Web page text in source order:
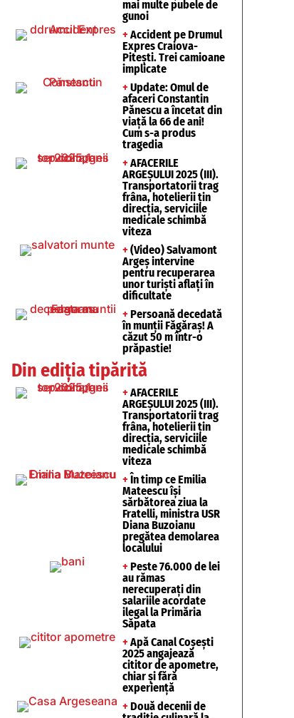
mai multe pubele de
gunoi
+ Accident pe Drumul
Expres Craiova-
Pitești. Trei camioane
implicate
+ Update: Omul de
afaceri Constantin
Pănescu a încetat din
viață la 66 de ani!
Cum s-a produs
tragedia
+ AFACERILE
ARGEȘULUI 2025 (III).
Transportatorii trag
frâna, hotelierii țin
direcția, serviciile
medicale schimbă
viteza
+ (Video) Salvamont
Argeș intervine
pentru recuperarea
unor turişti aflaţi în
dificultate
+ Persoană decedată
în munții Făgăraș! A
căzut 50 m într-o
prăpastie!
Din ediția tipărită
+ AFACERILE
ARGEȘULUI 2025 (III).
Transportatorii trag
frâna, hotelierii țin
direcția, serviciile
medicale schimbă
viteza
+ În timp ce Emilia
Mateescu își
sărbătorea ziua la
Fratelli, ministra USR
Diana Buzoianu
pregătea demolarea
localului
+ Peste 76.000 de lei
au rămas
nerecuperați din
salariile acordate
ilegal la Primăria
Săpata
+ Apă Canal Coșești
2025 angajează
cititor de apometre,
chiar și fără
experiență
+ Două decenii de